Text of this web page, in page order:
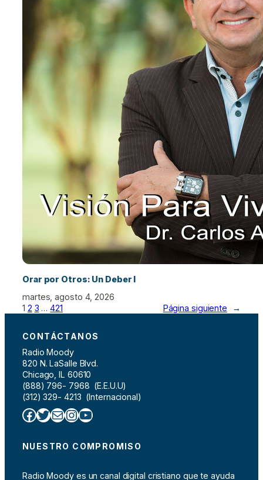
Orar por Otros: Un Deber I
martes, agosto 4, 2026
1 2 3 … 421 Página siguiente →
CONTÁCTANOS
Radio Moody
820 N. LaSalle Blvd.
Chicago, IL 60610
(888) 796- 7968 (E.E.U.U)
(312) 329- 4213 (Internacional)
Facebook Twitter Correo electrónico InstagramYouTube
NUESTRO COMPROMISO
Radio Moody es un canal digital cristiano que te ayuda